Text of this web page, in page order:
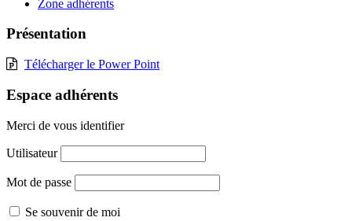
Zone adhérents
Présentation
Télécharger le Power Point
Espace adhérents
Merci de vous identifier
Utilisateur
Mot de passe
Se souvenir de moi